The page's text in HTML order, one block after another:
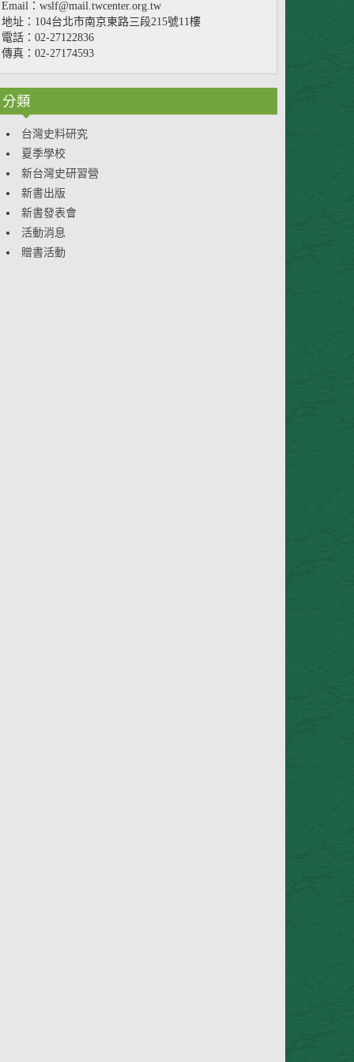
Email：wslf@mail.twcenter.org.tw
地址：104台北市南京東路三段215號11樓
電話：02-27122836
傳真：02-27174593
分類
台灣史料研究
夏季學校
新台灣史研習營
新書出版
新書發表會
活動消息
贈書活動